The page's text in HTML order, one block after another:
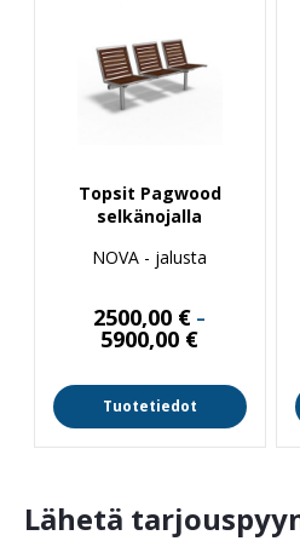
Topsit Pagwood
selkänojalla
NOVA - jalusta
2500,00 € –
5900,00 €Hintaluokka:
5900,00 €
Tuotetiedot
Lähetä